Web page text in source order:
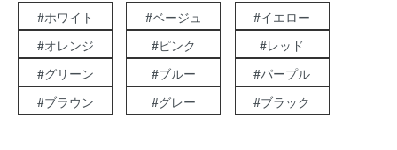
#ホワイト #ベージュ
#イエロー
#オレンジ
#ピンク
#レッド
#グリーン
#ブルー
#パープル
#ブラウン
#グレー #ブラック